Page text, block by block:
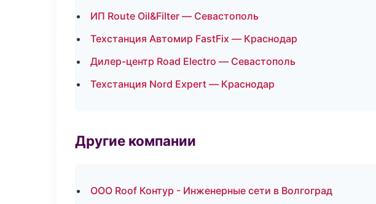
ИП Route Oil&Filter — Севастополь
Техстанция Автомир FastFix — Краснодар
Дилер-центр Road Electro — Севастополь
Техстанция Nord Expert — Краснодар
Другие компании
ООО Roof Контур - Инженерные сети в Волгоград